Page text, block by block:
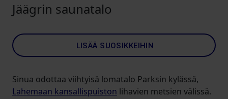
Jäägrin saunatalo
LISÄÄ SUOSIKKEIHIN
Sinua odottaa viihtyisä lomatalo Parksin kylässä,
Lahemaan kansallispuiston lihavien metsien välissä.